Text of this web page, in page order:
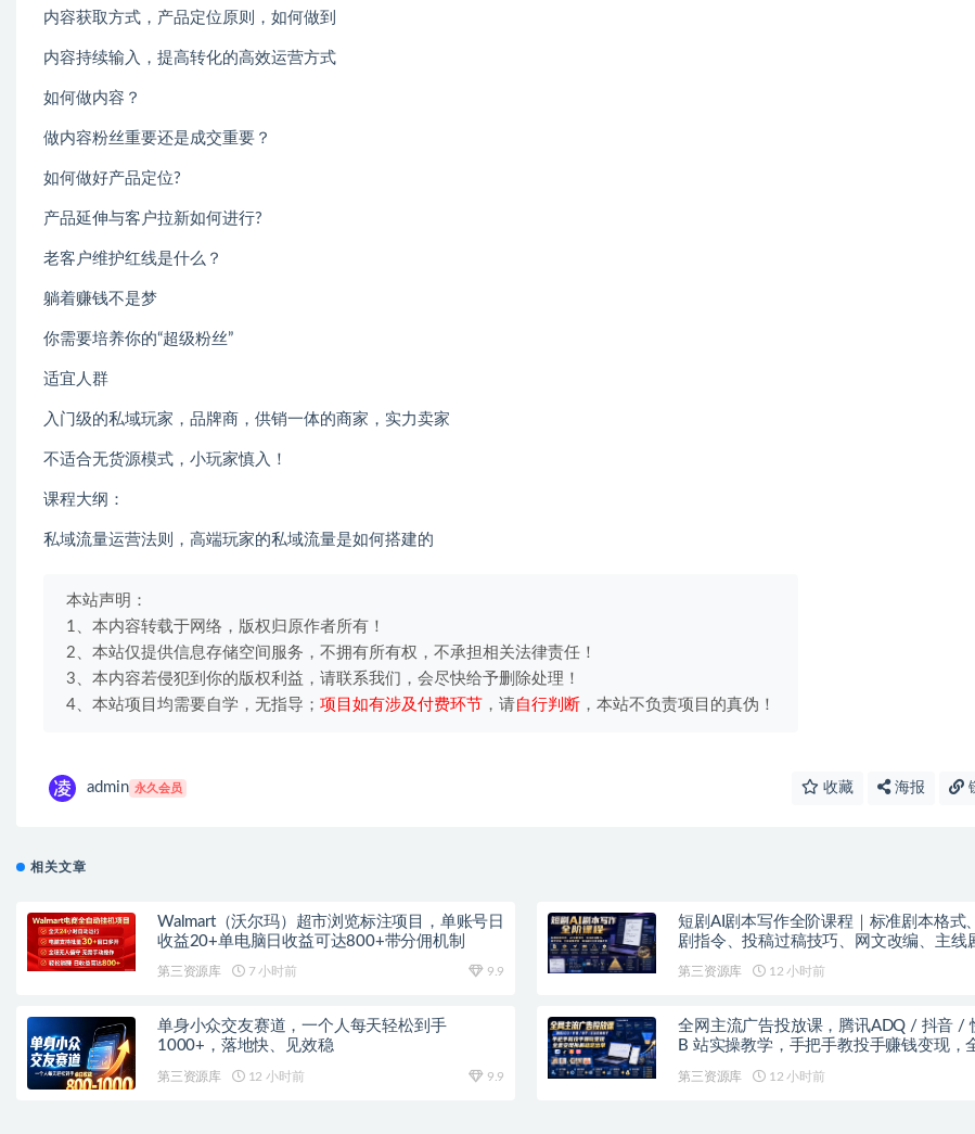
内容获取方式，产品定位原则，如何做到
内容持续输入，提高转化的高效运营方式
如何做内容？
做内容粉丝重要还是成交重要？
如何做好产品定位?
产品延伸与客户拉新如何进行?
老客户维护红线是什么？
躺着赚钱不是梦
你需要培养你的“超级粉丝”
适宜人群
入门级的私域玩家，品牌商，供销一体的商家，实力卖家
不适合无货源模式，小玩家慎入！
课程大纲：
私域流量运营法则，高端玩家的私域流量是如何搭建的
本站声明：
1、本内容转载于网络，版权归原作者所有！
2、本站仅提供信息存储空间服务，不拥有所有权，不承担相关法律责任！
3、本内容若侵犯到你的版权利益，请联系我们，会尽快给予删除处理！
4、本站项目均需要自学，无指导； 项目如有涉及付费环节 ，请自行判断 ，本站不负责项目的真伪！
admin 永久会员 收藏 海报
相关文章
Walmart（沃尔玛）超市浏览标注项目，单账号日
收益20+单电脑日收益可达800+带分佣机制
第三资源库 7 小时前 9.9
短剧AI剧本写作全阶课程｜标准剧本格式
剧指令、投稿过稿技巧、网文改编、主线
第三资源库 12 小时前
单身小众交友赛道，一个人每天轻松到手
1000+，落地快、见效稳
第三资源库 12 小时前 9.9
全网主流广告投放课，腾讯ADQ / 抖音 /
B 站实操教学，手把手教投手赚钱变现，
第三资源库 12 小时前